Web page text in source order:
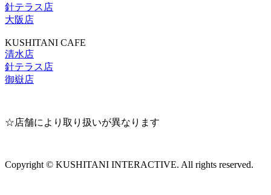
針テラス店
大阪店
KUSHITANI CAFE
清水店
針テラス店
御嶽店
☆店舗により取り扱いが異なります
Copyright © KUSHITANI INTERACTIVE. All rights reserved.